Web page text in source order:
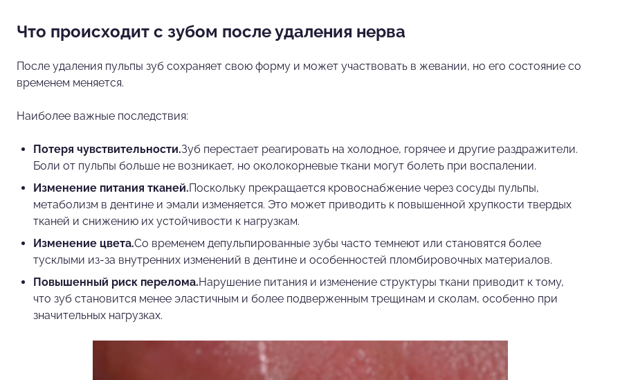
Что происходит с зубом после удаления нерва
После удаления пульпы зуб сохраняет свою форму и может участвовать в жевании, но его состояние со
временем меняется.
Наиболее важные последствия:
Потеря чувствительности.Зуб перестает реагировать на холодное, горячее и другие раздражители.
Боли от пульпы больше не возникает, но околокорневые ткани могут болеть при воспалении.
Изменение питания тканей.Поскольку прекращается кровоснабжение через сосуды пульпы,
метаболизм в дентине и эмали изменяется. Это может приводить к повышенной хрупкости твердых
тканей и снижению их устойчивости к нагрузкам.
Изменение цвета.Со временем депульпированные зубы часто темнеют или становятся более
тусклыми из-за внутренних изменений в дентине и особенностей пломбировочных материалов.
Повышенный риск перелома.Нарушение питания и изменение структуры ткани приводит к тому,
что зуб становится менее эластичным и более подверженным трещинам и сколам, особенно при
значительных нагрузках.